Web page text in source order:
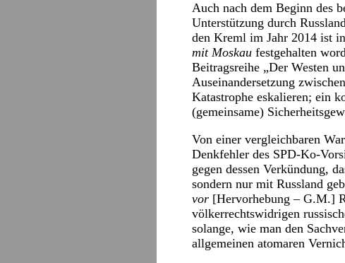
Auch nach dem Beginn des
Unterstützung durch
den Kreml im Jahr 2014 ist
mit Moskau festgehalten
Beitragsreihe „Der Westen
Auseinandersetzung
Katastrophe eskalieren; ein
(gemeinsame)
Von einer vergleichbaren
Denkfehler des SPD-Ko-
gegen dessen Verkündung,
sondern nur mit Russland
vor [Hervorhebung – G.M.]
völkerrechtswidrigen
solange, wie man den
allgemeinen atomaren